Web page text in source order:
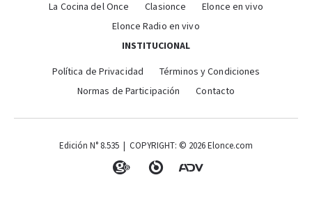
La Cocina del Once
Clasionce
Elonce en vivo
Elonce Radio en vivo
INSTITUCIONAL
Política de Privacidad
Términos y Condiciones
Normas de Participación
Contacto
Edición N° 8.535 | COPYRIGHT: © 2026 Elonce.com